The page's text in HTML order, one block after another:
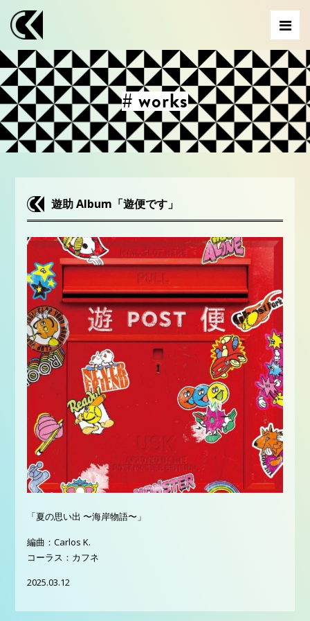
# works
遊助 Album「遊便です」
「夏の思い出 〜海岸物語〜」
編曲：Carlos K.
コーラス：カフネ
2025.03.12